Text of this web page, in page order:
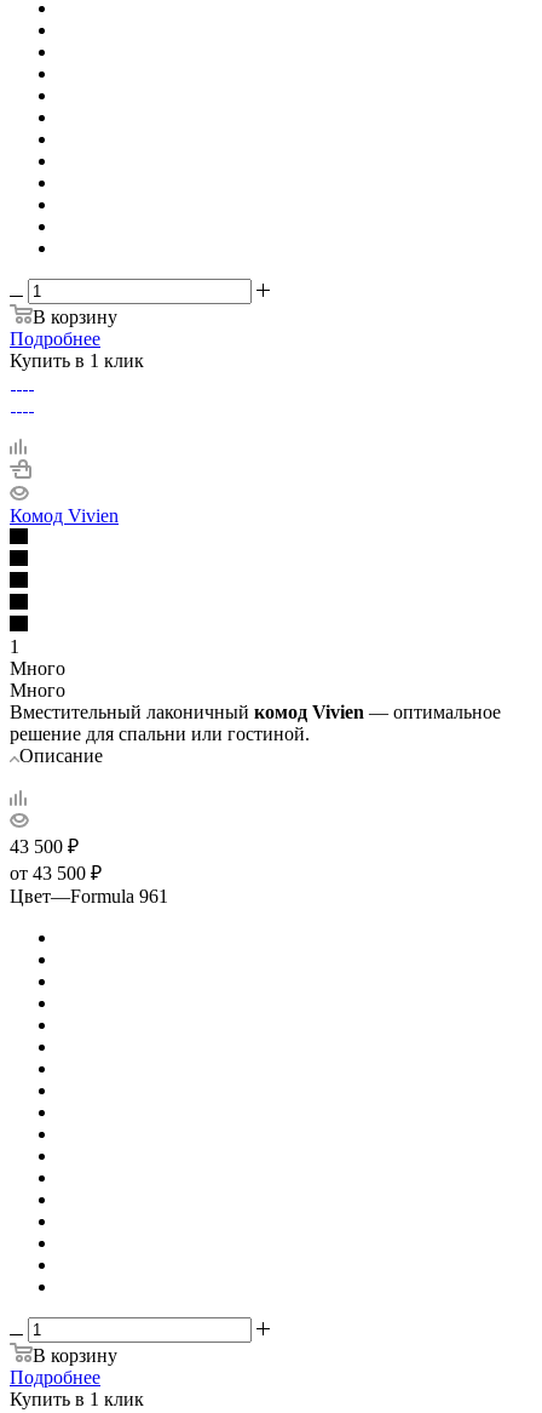
В корзину
Подробнее
Купить в 1 клик
Комод Vivien
1
Много
Много
Вместительный лаконичный комод Vivien — оптимальное
решение для спальни или гостиной.
Описание
43 500 ₽
от 43 500 ₽
Цвет—Formula 961
В корзину
Подробнее
Купить в 1 клик